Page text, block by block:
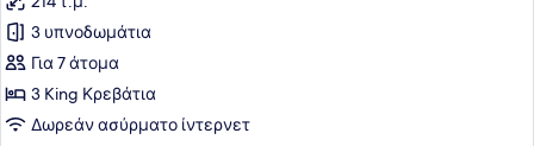
(Pavilion,
King
Bed)
για
Βίλα,
3
Υπνοδωμάτια,
Ιδιωτική
3 υπνοδωμάτια
Για 7 άτομα
3 King Κρεβάτια
Δωρεάν ασύρματο ίντερνετ